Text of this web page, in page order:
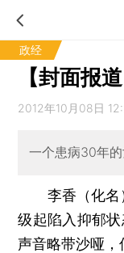
政经
【封面报
2012年10月08日
一个患病30年
李香（化名
级起陷入抑郁
声音略带沙哑，